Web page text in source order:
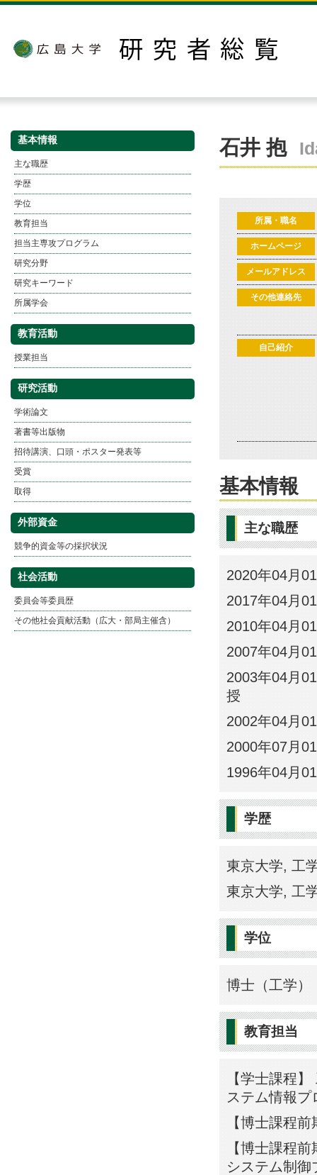
基本情報
主な職歴
学歴
学位
教育担当
担当主専攻プログラム
研究分野
研究キーワード
所属学会
教育活動
授業担当
研究活動
学術論文
著書等出版物
招待講演、口頭・ポスター発表等
受賞
取得
外部資金
競争的資金等の採択状況
社会活動
委員会等委員歴
その他社会貢献活動（広大・部局主催含）
石井 抱
所属・職名
ホームページ
メールアドレス
その他連絡先
自己紹介
基本情報
主な職歴
2020年04月
2017年04月
2010年04月
2007年04月
2003年04月
授
2002年04月
2000年07月
1996年04月
学歴
東京大学, 工
東京大学, 工
学位
博士（工学
教育担当
【学士課程
ステム情報プ
【博士課程
【博士課程
システム制御